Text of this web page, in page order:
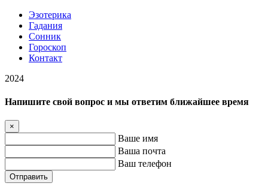
Эзотерика
Гадания
Сонник
Гороскоп
Контакт
2024
Напишите свой вопрос и мы ответим ближайшее время
×
Ваше имя
Ваша почта
Ваш телефон
Отправить